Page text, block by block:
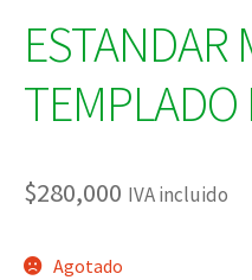
ESTANDAR
TEMPLADO
$280,000 IVA incluido
Agotado